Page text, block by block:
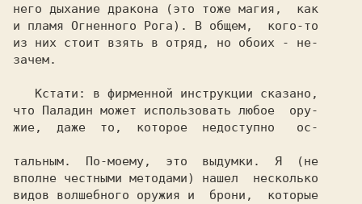
него дыхание дракона (это тоже магия,  как
и пламя Огненного Рога). В общем,  кого-то
из них стоит взять в отряд, но обоих - не-
зачем.
что Паладин может использовать любое  ору-
жие,  даже  то,  которое  недоступно   ос-
тальным.  По-моему,  это  выдумки.  Я  (не
вполне честными методами) нашел  несколько
видов волшебного оружия и  брони,  которые